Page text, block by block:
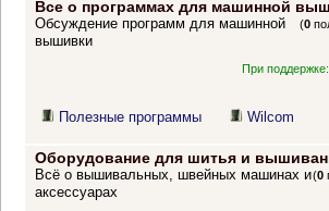
Все о программах для машинной
(0
Обсуждение программ для машинной
вышивки
При поддержке:
Полезные программы Wilcom
Оборудование для шитья и
(0
Всё о вышивальных, швейных машинах и
аксессуарах